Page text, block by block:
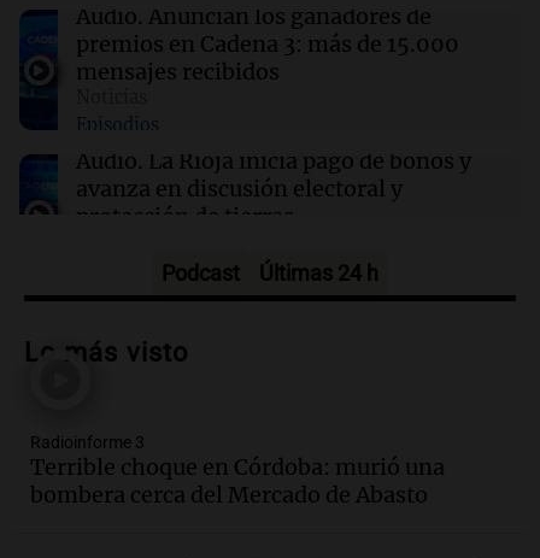
12:13 Sociedad
Quiniela la primera de la mañana: conocé los
agosto.
Audio. Anuncian los ganadores de
premios en Cadena 3: más de 15.000
mensajes recibidos
Episodios
Audio. La Rioja inicia pago de bonos y
avanza en discusión electoral y
protección de tierras
Audio.Los Tekis presentaron
carnaval el estudio de Cadena 3
Audio.La Expo La Bulaye 2026
comienza con sorpresas y grandes
premios para los visitantes
Podcast Últimas 24 h
Lo más visto
Radioinforme 3
Terrible choque en Córdoba: murió una
bombera cerca del Mercado de Abasto